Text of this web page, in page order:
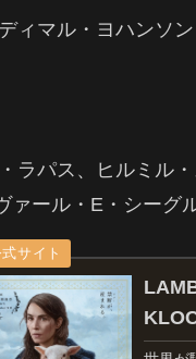
ィマル・ヨハンソン
ラパス、 ヒルミル
ァール・E・シーグ